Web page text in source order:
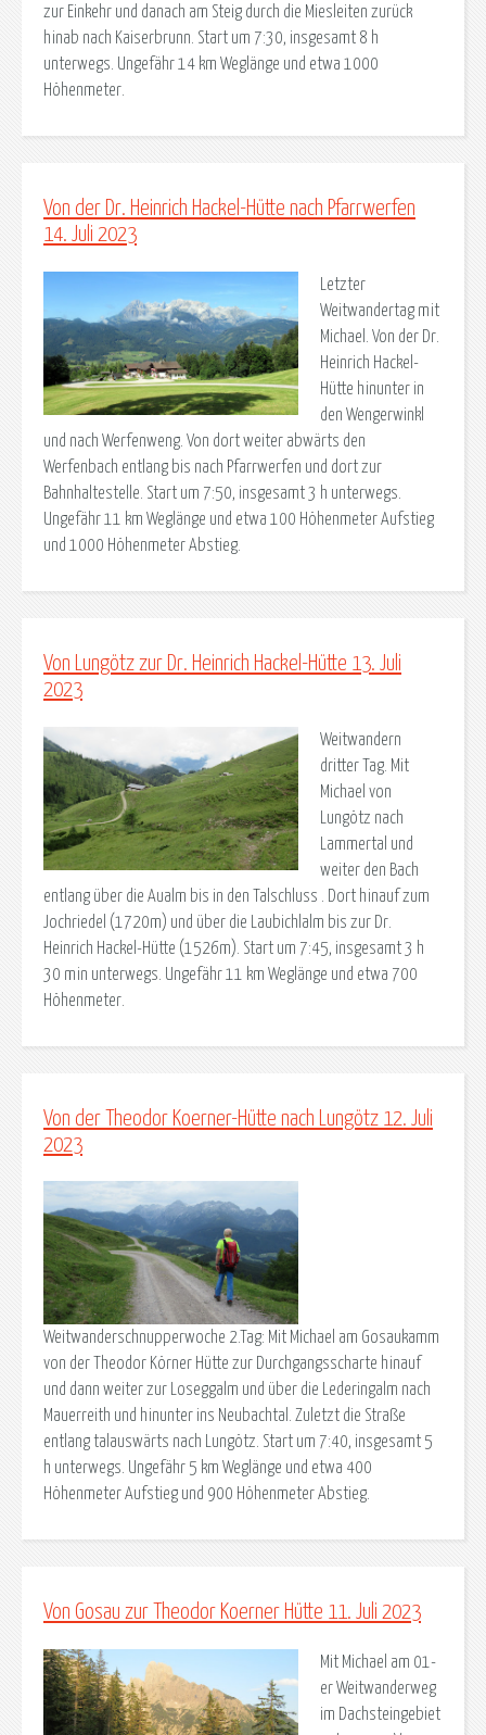
zur Einkehr und danach am Steig durch die Miesleiten zurück
hinab nach Kaiserbrunn. Start um 7:30, insgesamt 8 h
unterwegs. Ungefähr 14 km Weglänge und etwa 1000
Höhenmeter.
Von der Dr. Heinrich Hackel-Hütte nach Pfarrwerfen
14. Juli 2023
Letzter
Weitwandertag mit
Michael. Von der Dr.
Heinrich Hackel-
Hütte hinunter in
den Wengerwinkl
und nach Werfenweng. Von dort weiter abwärts den
Werfenbach entlang bis nach Pfarrwerfen und dort zur
Bahnhaltestelle. Start um 7:50, insgesamt 3 h unterwegs.
Ungefähr 11 km Weglänge und etwa 100 Höhenmeter Aufstieg
und 1000 Höhenmeter Abstieg.
Von Lungötz zur Dr. Heinrich Hackel-Hütte 13. Juli
2023
Weitwandern
dritter Tag. Mit
Michael von
Lungötz nach
Lammertal und
weiter den Bach
entlang über die Aualm bis in den Talschluss . Dort hinauf zum
Jochriedel (1720m) und über die Laubichlalm bis zur Dr.
Heinrich Hackel-Hütte (1526m). Start um 7:45, insgesamt 3 h
30 min unterwegs. Ungefähr 11 km Weglänge und etwa 700
Höhenmeter.
Von der Theodor Koerner-Hütte nach Lungötz 12. Juli
2023
Weitwanderschnupperwoche 2.Tag: Mit Michael am Gosaukamm
von der Theodor Körner Hütte zur Durchgangsscharte hinauf
und dann weiter zur Loseggalm und über die Lederingalm nach
Mauerreith und hinunter ins Neubachtal. Zuletzt die Straße
entlang talauswärts nach Lungötz. Start um 7:40, insgesamt 5
h unterwegs. Ungefähr 5 km Weglänge und etwa 400
Höhenmeter Aufstieg und 900 Höhenmeter Abstieg.
Von Gosau zur Theodor Koerner Hütte 11. Juli 2023
Mit Michael am 01-
er Weitwanderweg
im Dachsteingebiet